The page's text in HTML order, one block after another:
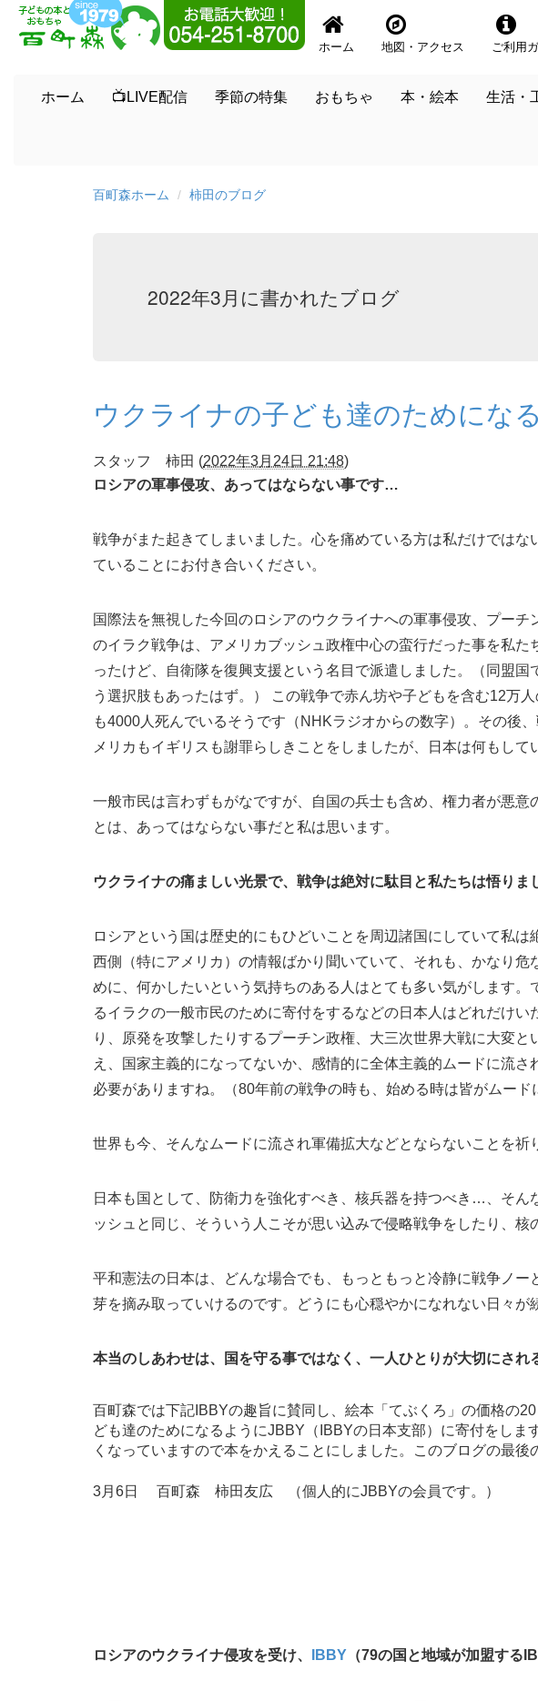
ホーム 地図・アクセス ご利用
ホーム 📺LIVE配信 季節の特集 おもちゃ 本・絵本 生活・
百町森ホーム 柿田のブログ
2022年3月に書かれたブログ
ウクライナの子ども達のためにな
スタッフ 柿田 (2022年3月24日 21:48)
ロシアの軍事侵攻、あってはならない事です…
戦争がまた起きてしまいました。心を痛めている方は私だけではな
ていることにお付き合いください。
国際法を無視した今回のロシアのウクライナへの軍事侵攻、プー
のイラク戦争は、アメリカブッシュ政権中心の蛮行だった事を私
ったけど、自衛隊を復興支援という名目で派遣しました。（同盟
う選択肢もあったはず。） この戦争で赤ん坊や子どもを含む12万
も4000人死んでいるそうです（NHKラジオからの数字）。その後
メリカもイギリスも謝罪らしきことをしましたが、日本は何もして
一般市民は言わずもがなですが、自国の兵士も含め、権力者が悪意
とは、あってはならない事だと私は思います。
ウクライナの痛ましい光景で、戦争は絶対に駄目と私たちは悟り
ロシアという国は歴史的にもひどいことを周辺諸国にしていて私
西側（特にアメリカ）の情報ばかり聞いていて、それも、かなり
めに、何かしたいという気持ちのある人はとても多い気がします
るイラクの一般市民のために寄付をするなどの日本人はどれだけ
り、原発を攻撃したりするプーチン政権、大三次世界大戦に大変
え、国家主義的になってないか、感情的に全体主義的ムードに流
必要がありますね。（80年前の戦争の時も、始める時は皆がムード
世界も今、そんなムードに流され軍備拡大などとならないことを祈
日本も国として、防衛力を強化すべき、核兵器を持つべき…、そ
ッシュと同じ、そういう人こそが思い込みで侵略戦争をしたり、核
平和憲法の日本は、どんな場合でも、もっともっと冷静に戦争ノ
芽を摘み取っていけるのです。どうにも心穏やか
本当のしあわせは、国を守る事ではなく、一人ひとりが大切にされ
百町森では下記IBBYの趣旨に賛同し、絵本「てぶくろ」の価格の
ども達のためになるようにJBBY（IBBYの日本支部）に寄付をしま
くなっていますので本をかえることにしました。このブログの最後
3月6日 百町森 柿田友広 （個人的にJBBYの会員です。）
ロシアのウクライナ侵攻を受け、 IBBY （79の国と地域が加盟する